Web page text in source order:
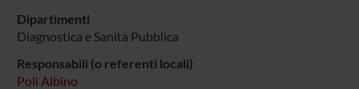
Dipartimenti
Diagnostica e Sanità Pubblica
Responsabili (o referenti locali)
Poli Albino